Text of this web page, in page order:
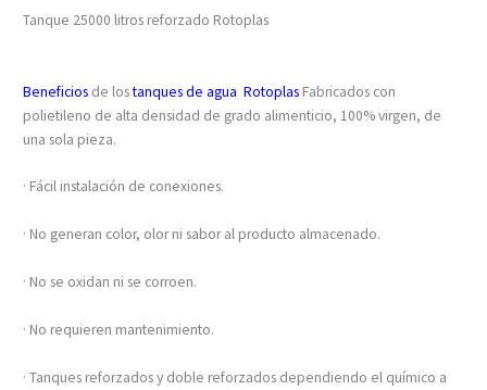
Tanque 25000 litros reforzado Rotoplas
Beneficios de lostanques de agua Rotoplas Fabricados con
polietileno de alta densidad de grado alimenticio, 100% virgen, de
una sola pieza.
· Fácil instalación de conexiones.
· No generan color, olor ni sabor al producto almacenado.
· No se oxidan ni se corroen.
· No requieren mantenimiento.
· Tanques reforzados y doble reforzados dependiendo el químico a